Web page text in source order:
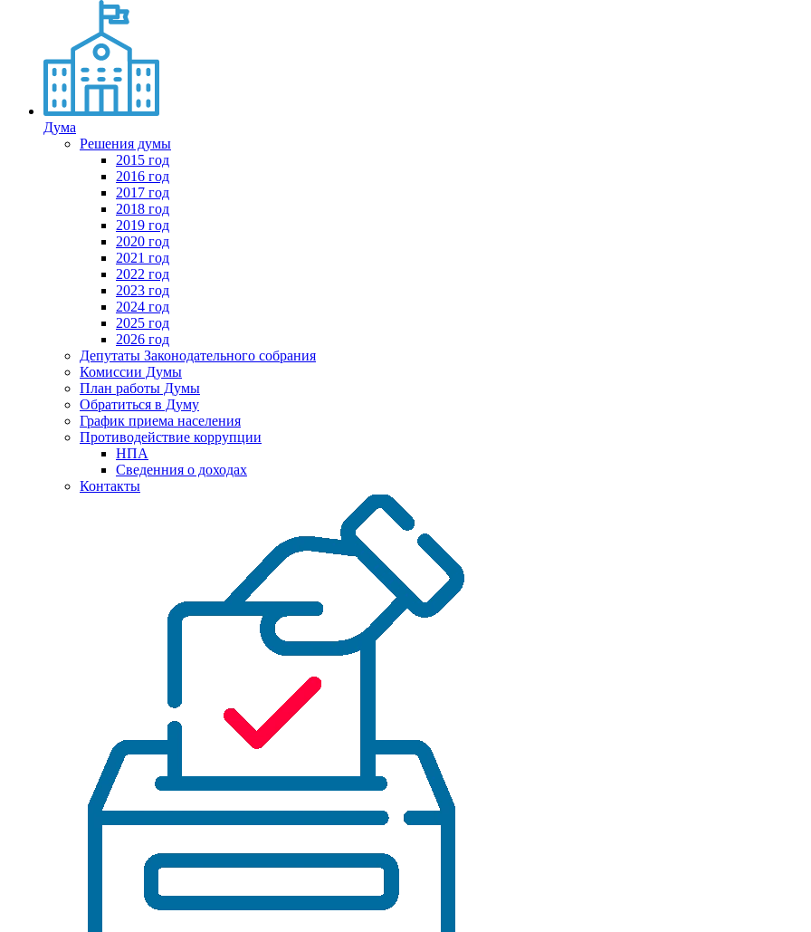
Дума
Решения думы
2015 год
2016 год
2017 год
2018 год
2019 год
2020 год
2021 год
2022 год
2023 год
2024 год
2025 год
2026 год
Депутаты Законодательного собрания
Комиссии Думы
План работы Думы
Обратиться в Думу
График приема населения
Противодействие коррупции
НПА
Сведенния о доходах
Контакты